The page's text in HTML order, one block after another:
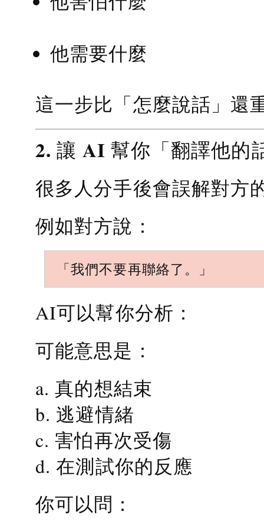
他需要什麼
這一步比「怎麼說話」還
2. 讓 AI 幫你「翻譯他的
很多人分手後會誤解對方
例如對方說：
「我們不要再聯絡了。」
AI可以幫你分析：
可能意思是：
a. 真的想結束
b. 逃避情緒
c. 害怕再次受傷
d. 在測試你的反應
你可以問：